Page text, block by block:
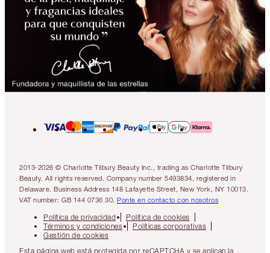
2013-2026 © Charlotte Tilbury Beauty Inc., trading as Charlotte Tilbury
Beauty. All rights reserved. Company number 5493834, registered in
Delaware. Business Address 148 Lafayette Street, New York, NY 10013.
VAT number: GB 144 0736 30. Ponte en contacto con nosotros
Política de privacidad
Política de cookies
Términos y condiciones
Políticas corporativas
Gestión de cookies
Esta página web está protegida por reCAPTCHA y se aplican la